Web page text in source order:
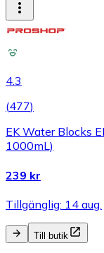
4.3
(477)
EK Water Blocks
1000mL)
239 kr
Tillgänglig: 14 aug.
Till butik